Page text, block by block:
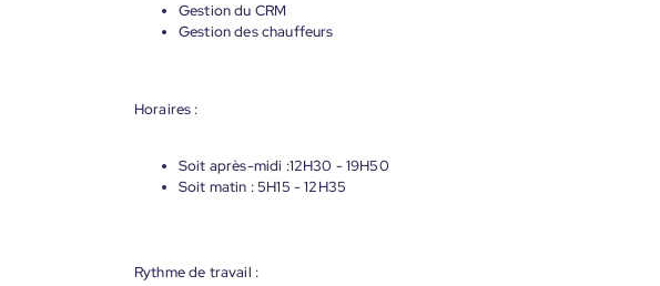
Gestion du CRM
Gestion des chauffeurs
Horaires :
Soit après-midi :12H30 - 19H50
Soit matin : 5H15 - 12H35
Rythme de travail :